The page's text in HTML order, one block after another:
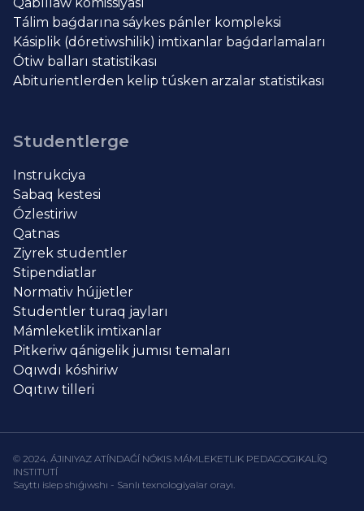
Tálim baǵdarına sáykes pánler kompleksi
Kásiplik (dóretiwshilik) imtixanlar baǵdarlamaları
Ótiw balları statistikası
Abiturientlerden kelip túsken arzalar statistikası
Studentlerge
Instrukciya
Sabaq kestesi
Ózlestiriw
Qatnas
Ziyrek studentler
Stipendiatlar
Normativ hújjetler
Studentler turaq jayları
Mámleketlik imtixanlar
Pitkeriw qánigelik jumısı temaları
Oqıwdı kóshiriw
Oqıtıw tilleri
© 2024. ÁJINIYAZ ATÍNDAǴÍ NÓKIS MÁMLEKETLIK PEDAGOGIKALÍQ
INSTITUTÍ
Sayttı islep shıǵıwshı - Sanlı texnologiyalar orayı.